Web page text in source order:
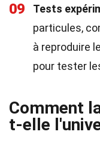
09 Tests
particules,
à reproduire
pour tester
Comment
t-elle